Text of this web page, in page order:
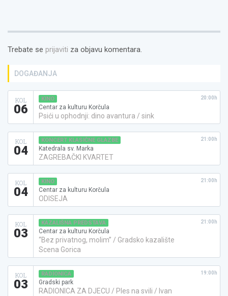
Trebate se prijaviti za objavu komentara.
DOGAĐANJA
KOL
06
KINO
Centar za kulturu Korčula
Psići u ophodnji: dino avantura / sink
20:00h
KOL
04
KONCERT KLASIČNE GLAZBE
Katedrala sv. Marka
ZAGREBAČKI KVARTET
21:00h
KOL
04
KINO
Centar za kulturu Korčula
ODISEJA
21:00h
KOL
03
KAZALIŠNA PREDSTAVA
Centar za kulturu Korčula
“Bez privatnog, molim” / Gradsko kazalište
Scena Gorica
21:00h
KOL
03
RADIONICA
Gradski park
RADIONICA ZA DJECU / Ples na svili / Ivan
19:00h